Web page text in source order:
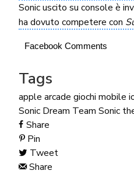
Sonic uscito su console è
ha dovuto competere con
Facebook Comments
Tags
apple arcade giochi mobile
Sonic Dream Team Sonic
Share
Pin
Tweet
Share